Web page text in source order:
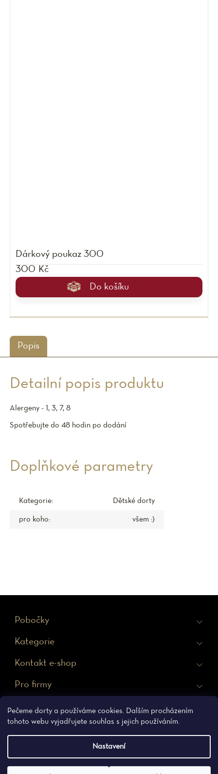
Pečeme dorty a používáme cookies. Dalším procházením
tohoto webu vyjadřujete souhlas s jejich používáním.
Nastavení
Dárkový poukaz 300
300 Kč
Do košíku
Popis
Detailní popis produktu
Alergeny - 1, 3, 7, 8
Spotřebujte do 48 hodin po dodání
Doplňkové parametry
Kategorie: Dětské dorty
pro koho: všem :)
Pobočky
Kategorie
Kontakt e-shop
Pro firmy
Ochrana osobních údajů Obchodní podmínky
Vytvořil Shoptet